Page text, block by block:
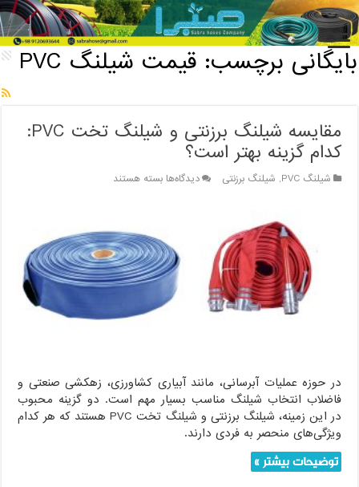
خانه / بایگانی برچسب: قیمت شیلنگ PVC
بایگانی برچسب:قیمت شیلنگ PVC
مقایسه شیلنگ برزنتی و شیلنگ تخت PVC:
کدام گزینه بهتر است؟
شیلنگ PVC , شیلنگ برزنتی دیدگاه‌هابرای
و
شیلنگ
تخت
PVC:
گزینه
بسته هستند
در حوزه عملیات آبرسانی، مانند آبیاری کشاورزی، زهکشی صنعتی و‌
فاضلاب انتخاب شیلنگ مناسب بسیار مهم است. دو گزینه محبوب
در این زمینه، شیلنگ برزنتی و شیلنگ تخت PVC هستند که هر کدام
ویژگی‌های منحصر به فردی دارند.
توضیحات بیشتر »